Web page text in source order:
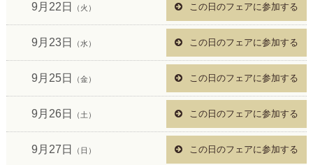
9月22日 （火） この日のフェアに参加する
9月23日 （水） この日のフェアに参加する
9月25日 （金） この日のフェアに参加する
9月26日 （土） この日のフェアに参加する
9月27日 （日） この日のフェアに参加する